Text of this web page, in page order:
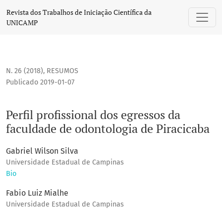
Perfil profissional dos egressos da faculdade de
Revista dos Trabalhos de Iniciação Científica da
UNICAMP
N. 26 (2018), RESUMOS
Perfil profissional dos egressos da
faculdade de odontologia de Piracicaba
Publicado 2019-01-07
Gabriel Wilson Silva
Universidade Estadual de Campinas
Bio
Fabio Luiz Mialhe
Universidade Estadual de Campinas